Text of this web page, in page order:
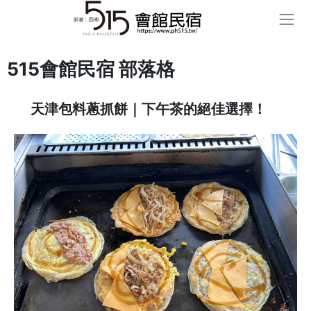
515會館民宿 部落格
天津包料蔥抓餅｜下午茶的絕佳選擇！